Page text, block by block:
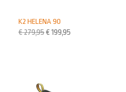
K2 HELENA 90
€279,95€ 199,95